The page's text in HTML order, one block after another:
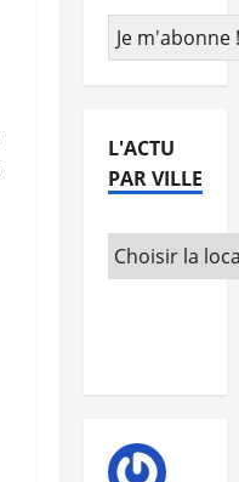
L'ACTU
PAR VILLE